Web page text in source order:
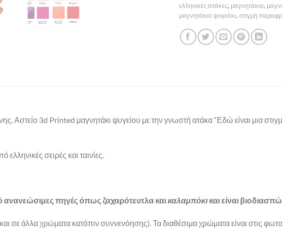
ελληνικές ατάκες, μαγνητάκια,
μαγνητάκια ψυγείου, στιγμή
Αστείο 3d Printed μαγνητάκι ψυγείου με την γνωστή ατάκα “Εδώ είναι μια
σειρές και ταινίες.
ανανεώσιμες πηγές όπως ζαχαρότευτλα καικαλαμπόκι και είναι
σε άλλα χρώματα κατόπιν συννενόησης). Τα διαθέσιμα χρώματα είναι στις